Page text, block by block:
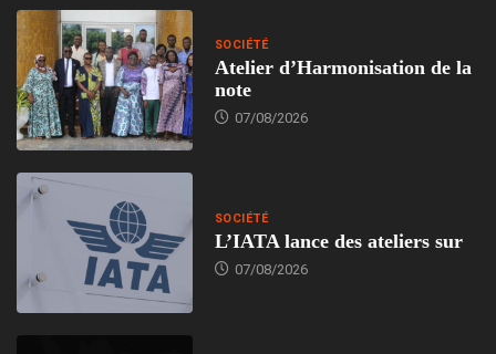
SOCIÉTÉ
Atelier d’Harmonisation de la
note
07/08/2026
SOCIÉTÉ
L’IATA lance des ateliers sur
07/08/2026